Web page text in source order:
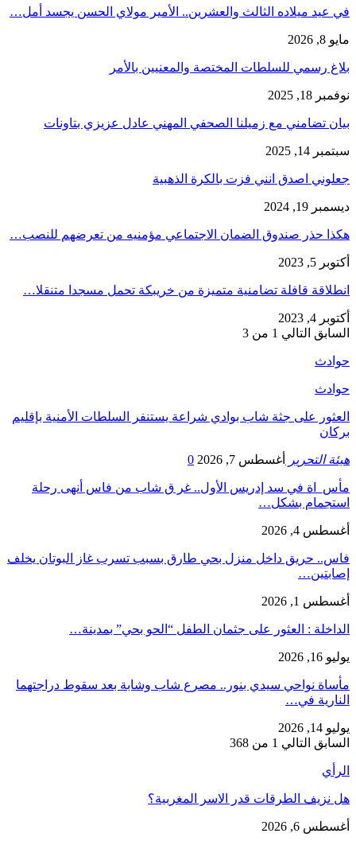
في عيد ميلاده الثالث والعشرين.. الأمير مولاي الحسن يجسد أمل…
مايو 8, 2026
بلاغ رسمي للسلطات المختصة والمعنيين بالأمر
نوفمبر 18, 2025
بيان تضامني مع زميلنا الصحفي المهني عادل عزيزي بتاونات
سبتمبر 14, 2025
جعلوني اصدق انني فزت بالكرة الذهبية
ديسمبر 19, 2024
هكذا حذر صندوق الضمان الاجتماعي مؤمنيه من تعرضهم للنصب…
أكتوبر 5, 2023
انطلاقة قافلة تضامنية متميزة من خريبكة تحمل مسجدا متنقلا…
أكتوبر 4, 2023
السابق التالي 1 من 3
حوادث
حوادث
العثور على جثة شاب بوادي شراعة يستنفر السلطات الأمنية بإقليم
بركان
هيئة التحرير أغسطس 7, 2026 0
مأس_اة في سد إدريس الأول.. غر ق شاب من فاس أنهى رحلة
استجمام بشكل…
أغسطس 4, 2026
فاس.. حريق داخل منزل بحي طارق بسبب تسرب غاز البوتان يخلف
إصابتين…
أغسطس 1, 2026
​الداخلة : العثور على جثمان الطفل “الحو بحي” بمدينة…
يوليو 16, 2026
مأساة نواحي سيدي بنور.. مصرع شاب وشابة بعد سقوط دراجتهما
النارية في…
يوليو 14, 2026
السابق التالي 1 من 368
الرأي
هل نزيف الطرقات قدر الاسر المغربية؟
أغسطس 6, 2026